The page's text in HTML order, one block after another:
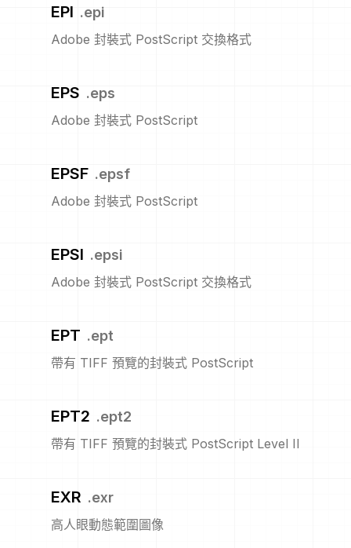
EPI .epi
Adobe 封裝式 PostScript 交換格式
EPS .eps
Adobe 封裝式 PostScript
EPSF .epsf
Adobe 封裝式 PostScript
EPSI .epsi
Adobe 封裝式 PostScript 交換格式
EPT .ept
帶有 TIFF 預覽的封裝式 PostScript
EPT2 .ept2
帶有 TIFF 預覽的封裝式 PostScript Level II
EXR .exr
高人眼動態範圍圖像